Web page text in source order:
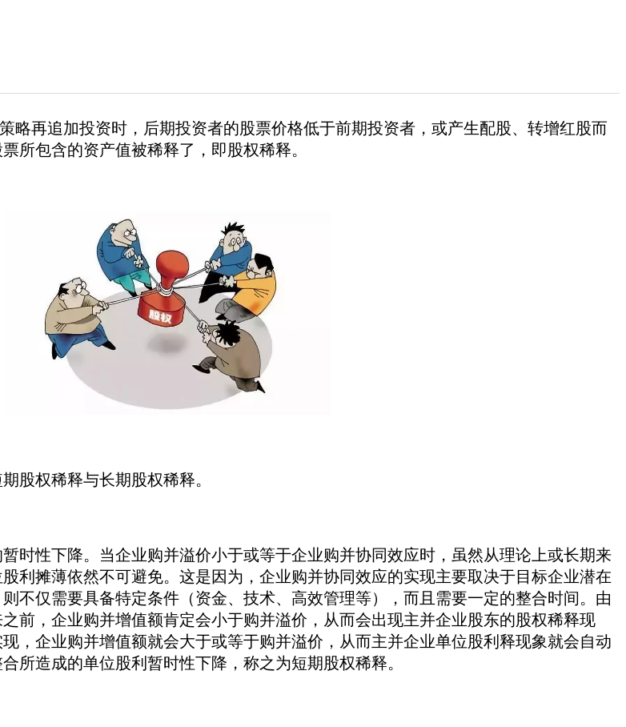
略再追加投资时，后期投资者的股票价格低于前期投资者，或产生配股、转增红股而
所包含的资产值被稀释了，即股权稀释。
股权稀释与长期股权稀释。
性下降。当企业购并溢价小于或等于企业购并协同效应时，虽然从理论上或长期来
利摊薄依然不可避免。这是因为，企业购并协同效应的实现主要取决于目标企业潜在
不仅需要具备特定条件（资金、技术、高效管理等），而且需要一定的整合时间。由
前，企业购并增值额肯定会小于购并溢价，从而会出现主并企业股东的股权稀释现
，企业购并增值额就会大于或等于购并溢价，从而主并企业单位股利释现象就会自动
所造成的单位股利暂时性下降，称之为短期股权稀释。